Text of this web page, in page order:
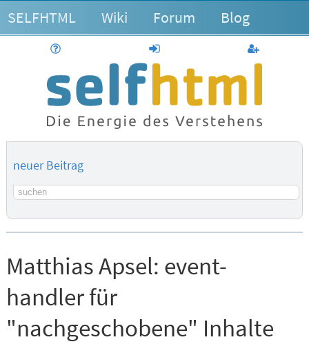
SELFHTML Wiki Forum Blog
anmelden
neuer Beitrag
Suchbegriff
Matthias Apsel: event-
handler für
"nachgeschobene" Inhalte